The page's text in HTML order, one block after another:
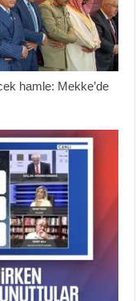
hamle: Mekke’de